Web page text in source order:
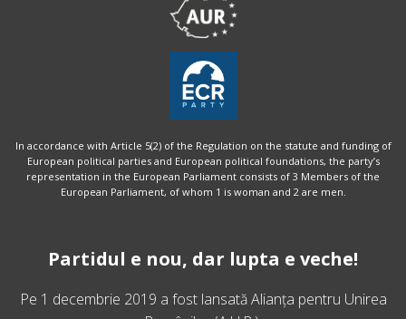
In accordance with Article 5(2) of the Regulation on the statute and funding of
European political parties and European political foundations, the party’s
representation in the European Parliament consists of 3 Members of the
European Parliament, of whom 1 is woman and 2 are men.
Partidul e nou, dar lupta e veche!
Pe 1 decembrie 2019 a fost lansatăAlianța pentru Unirea